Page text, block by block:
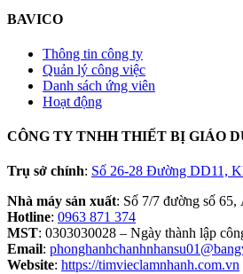
BAVICO
Thông tin công ty
Quản lý công việc
Danh sách ứng viên
Hoạt động
CÔNG TY TNHH THIẾT BỊ GIÁO
Trụ sở chính: Số 26-28 Đường DD11,
Nhà máy sản xuất: Số 7/7 đường số
Hotline: 0963 871 374
MST: 0303030028 – Ngày thành lập
Email:
Website: https://timvieclamnhanh.com.vn